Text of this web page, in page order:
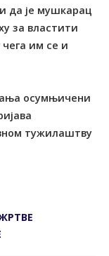
да је мушкарац
за властити
им се и
осумњичени
тужилаштву